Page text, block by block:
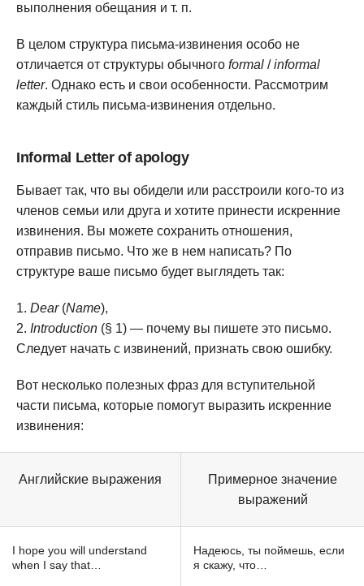
выполнения обещания и т. п.
В целом структура письма-извинения особо не
отличается от структуры обычного formal /informal
letter. Однако есть и свои особенности. Рассмотрим
каждый стиль письма-извинения отдельно.
Informal Letter of apology
Бывает так, что вы обидели или расстроили кого-то из
членов семьи или друга и хотите принести искренние
извинения. Вы можете сохранить отношения,
отправив письмо. Что же в нем написать? По
структуре ваше письмо будет выглядеть так:
Dear(Name),
Introduction (§ 1) — почему вы пишете это письмо.
Следует начать с извинений, признать свою ошибку.
Вот несколько полезных фраз для вступительной
части письма, которые помогут выразить искренние
извинения:
Английские выражения
Примерное значение
выражений
I hope you will understand
when I say that…
Надеюсь, ты поймешь, если
я скажу, что…